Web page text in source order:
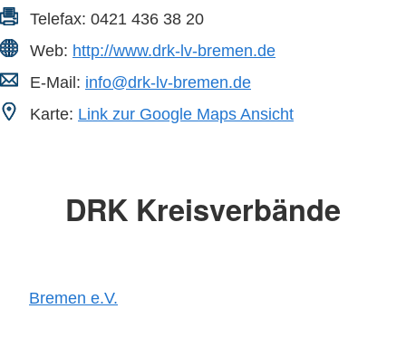
Telefax: 0421 436 38 20
Web: http://www.drk-lv-bremen.de
E-Mail: info@drk-lv-bremen.de
Karte: Link zur Google Maps Ansicht
DRK Kreisverbände
Bremen e.V.